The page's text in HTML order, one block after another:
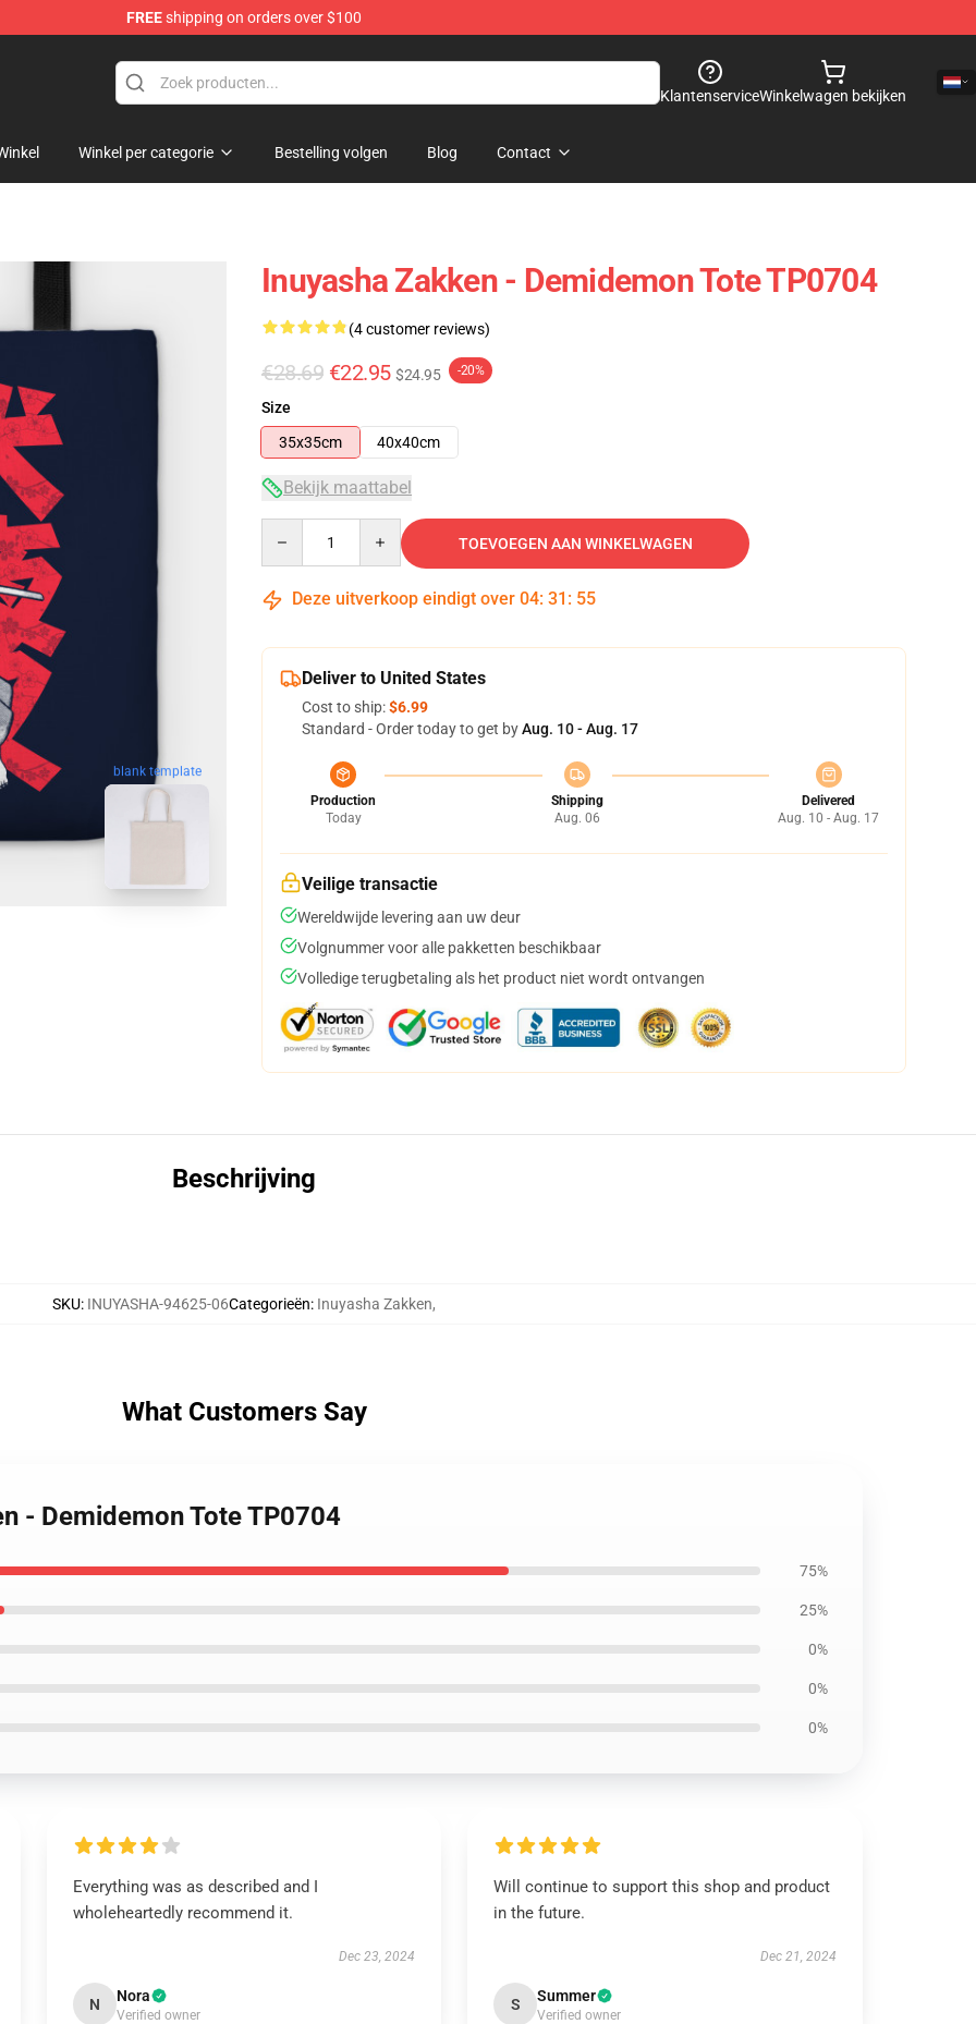
FREEshipping on orders over $100
KlantenserviceWinkelwagen bekijken
Winkel per categorie Bestelling volgen Blog Contact
blank template
Inuyasha Zakken - Demidemon Tote TP0704
(4 customer reviews)
€28.69 €22.95 $24.95 -20%
Size
35x35cm
40x40cm
Bekijk maattabel
TOEVOEGEN AAN WINKELWAGEN
Deze uitverkoop eindigt over 04: 31 : 54
Deliver to United States
Cost to ship:$6.99
Standard - Order today to get byAug. 10 - Aug. 17
Production
Today
Shipping
Aug. 06
Delivered
Aug. 10 - Aug. 17
Veilige transactie
Wereldwijde levering aan uw deur
Volgnummer voor alle pakketten beschikbaar
Volledige terugbetaling als het product niet wordt ontvangen
Beschrijving
SKU: INUYASHA-94625-06Categorieën: Inuyasha Zakken,
What Customers Say
- Demidemon Tote TP0704
75%
25%
0%
0%
0%
Everything was as described and I
wholeheartedly recommend it.
Dec 23, 2024
N Nora
Verified owner
Will continue to support this shop and product
in the future.
Dec 21, 2024
S Summer
Verified owner